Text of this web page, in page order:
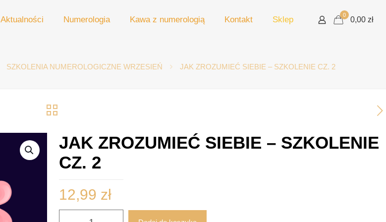
Aktualności Numerologia Kawa z numerologią Kontakt Sklep 0
0,00 zł
SZKOLENIA NUMEROLOGICZNE WRZESIEŃ JAK ZROZUMIEĆ SIEBIE – SZKOLENIE CZ. 2
JAK ZROZUMIEĆ SIEBIE – SZKOLENIE
CZ. 2
12,99 zł